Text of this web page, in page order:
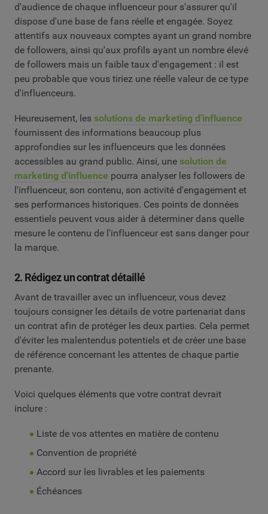
d'audience de chaque influenceur pour s'assurer qu'il
dispose d'une base de fans réelle et engagée. Soyez
attentifs aux nouveaux comptes ayant un grand nombre
de followers, ainsi qu'aux profils ayant un nombre élevé
de followers mais un faible taux d'engagement : il est
peu probable que vous tiriez une réelle valeur de ce type
d'influenceurs.
Heureusement, les solutions de marketing d'influence
fournissent des informations beaucoup plus
approfondies sur les influenceurs que les données
accessibles au grand public. Ainsi, une solution de
marketing d'influence pourra analyser les followers de
l'influenceur, son contenu, son activité d'engagement et
ses performances historiques. Ces points de données
essentiels peuvent vous aider à déterminer dans quelle
mesure le contenu de l'influenceur est sans danger pour
la marque.
2. Rédigez un contrat détaillé
Avant de travailler avec un influenceur, vous devez
toujours consigner les détails de votre partenariat dans
un contrat afin de protéger les deux parties. Cela permet
d'éviter les malentendus potentiels et de créer une base
de référence concernant les attentes de chaque partie
prenante.
Voici quelques éléments que votre contrat devrait
inclure :
Liste de vos attentes en matière de contenu
Convention de propriété
Accord sur les livrables et les paiements
Échéances